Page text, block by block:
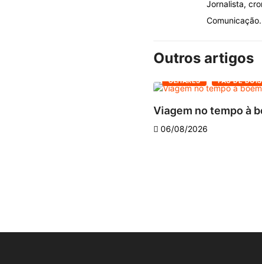
Jornalista,
Outros artigos
OLHARES PAU DE
Viagem no tempo à
06/08/2026